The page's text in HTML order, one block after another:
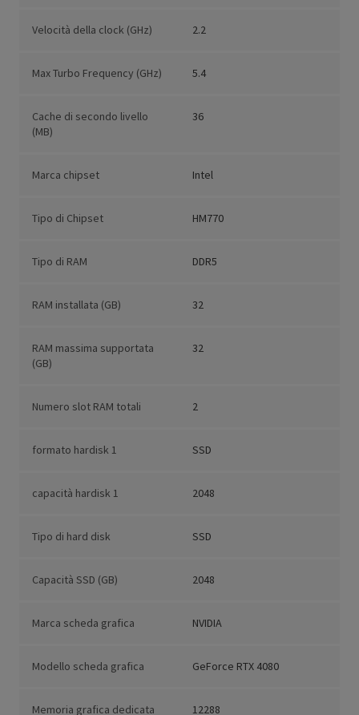
Velocità della clock (GHz) 2.2
Max Turbo Frequency (GHz) 5.4
Cache di secondo livello
(MB)
36
Marca chipset Intel
Tipo di Chipset HM770
Tipo di RAM DDR5
RAM installata (GB) 32
RAM massima supportata
(GB)
32
Numero slot RAM totali 2
formato hardisk 1 SSD
capacità hardisk 1 2048
Tipo di hard disk SSD
Capacità SSD (GB) 2048
Marca scheda grafica NVIDIA
Modello scheda grafica GeForce RTX 4080
Memoria grafica dedicata 12288